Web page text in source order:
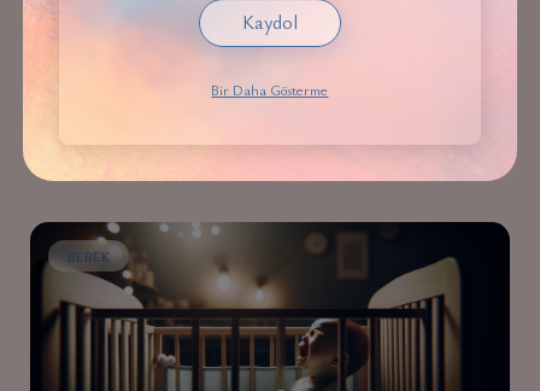
BEBEK
Kaydol
Bir Daha Gösterme